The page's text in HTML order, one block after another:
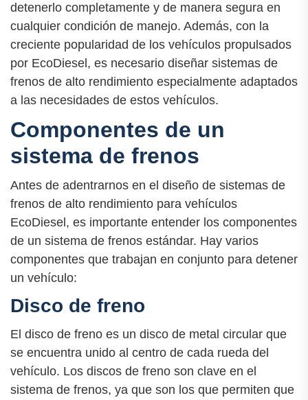
detenerlo completamente y de manera segura en
cualquier condición de manejo. Además, con la
creciente popularidad de los vehículos propulsados
por EcoDiesel, es necesario diseñar sistemas de
frenos de alto rendimiento especialmente adaptados
a las necesidades de estos vehículos.
Componentes de un
sistema de frenos
Antes de adentrarnos en el diseño de sistemas de
frenos de alto rendimiento para vehículos
EcoDiesel, es importante entender los componentes
de un sistema de frenos estándar. Hay varios
componentes que trabajan en conjunto para detener
un vehículo:
Disco de freno
El disco de freno es un disco de metal circular que
se encuentra unido al centro de cada rueda del
vehículo. Los discos de freno son clave en el
sistema de frenos, ya que son los que permiten que